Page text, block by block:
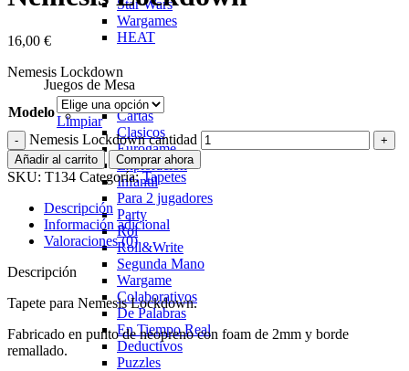
Star Wars
Wargames
HEAT
Juegos de Mesa
Cartas
Clasicos
Eurogame
Exploración
Infantil
Para 2 jugadores
Party
Rol
Roll&Write
Segunda Mano
Wargame
Colaborativos
De Palabras
En Tiempo Real
Deductivos
Puzzles
16,00 €
Nemesis Lockdown
Modelo
Limpiar
Nemesis Lockdown cantidad
Añadir al carrito Comprar ahora
SKU: T134 Categoría: Tapetes
Descripción
Información adicional
Valoraciones (0)
Descripción
Tapete para Nemesis Lockdown.
Fabricado en punto de neopreno con foam de 2mm y borde
remallado.